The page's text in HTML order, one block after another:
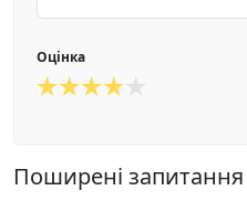
Оцінка
Поширені запитання